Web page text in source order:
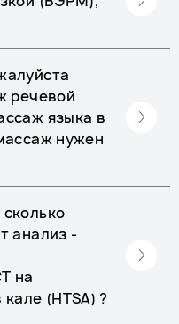
речевой
языка в
нужен
анализ -
на
(HTSA) ?